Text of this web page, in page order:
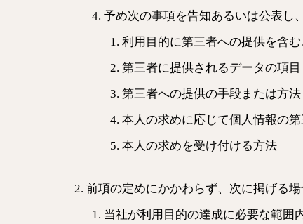
予め次の事項を告知あるいは公表し
利用目的に第三者への提供を含む
第三者に提供されるデータの項目
第三者への提供の手段または方法
本人の求めに応じて個人情報の
本人の求めを受け付ける方法
前項の定めにかかわらず、次に掲げる
当社が利用目的の達成に必要な範囲